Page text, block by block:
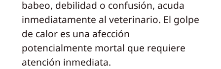
babeo, debilidad o confusión, acuda
inmediatamente al veterinario. El golpe
de calor es una afección
potencialmente mortal que requiere
atención inmediata.